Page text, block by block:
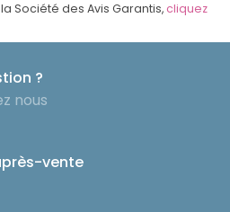
Société des Avis Garantis,cliquez
?
nous
vente